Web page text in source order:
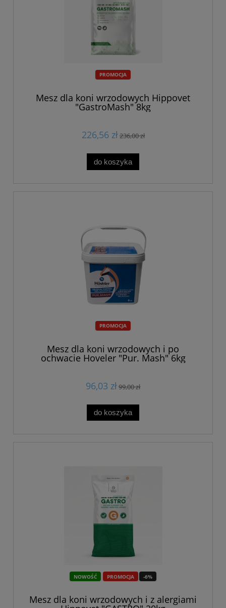
PROMOCJA
Mesz dla koni wrzodowych Hippovet
"GastroMash" 8kg
226,56 zł236,00 zł
do koszyka
PROMOCJA
Mesz dla koni wrzodowych i po
ochwacie Hoveler "Pur. Mash" 6kg
96,03 zł99,00 zł
do koszyka
PROMOCJA -6%
NOWOŚĆ
Mesz dla koni wrzodowych i z alergiami